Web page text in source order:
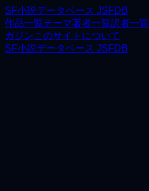
SF小説データベース JSFDB
作品一覧テーマ著者一覧訳者一覧
ガジンこのサイトについて
SF小説データベース JSFDB